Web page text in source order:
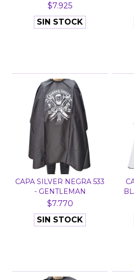
$7.925
SIN STOCK
CAPA SILVER NEGRA 533
- GENTLEMAN
$7.770
SIN STOCK